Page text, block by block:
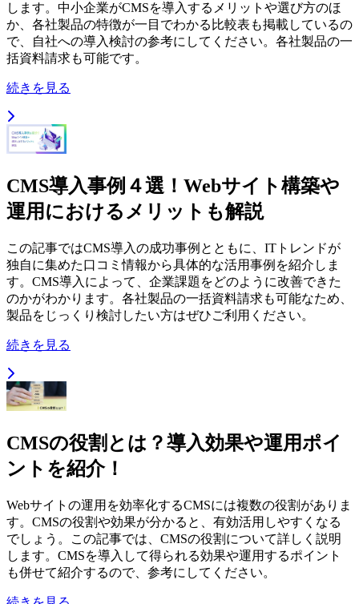
します。中小企業がCMSを導入するメリットや選び方のほ
か、各社製品の特徴が一目でわかる比較表も掲載しているの
で、自社への導入検討の参考にしてください。各社製品の一
括資料請求も可能です。
続きを見る
CMS導入事例４選！Webサイト構築や
運用におけるメリットも解説
この記事ではCMS導入の成功事例とともに、ITトレンドが
独自に集めた口コミ情報から具体的な活用事例を紹介しま
す。CMS導入によって、企業課題をどのように改善できた
のかがわかります。各社製品の一括資料請求も可能なため、
製品をじっくり検討したい方はぜひご利用ください。
続きを見る
CMSの役割とは？導入効果や運用ポイ
ントを紹介！
Webサイトの運用を効率化するCMSには複数の役割がありま
す。CMSの役割や効果が分かると、有効活用しやすくなる
でしょう。この記事では、CMSの役割について詳しく説明
します。CMSを導入して得られる効果や運用するポイント
も併せて紹介するので、参考にしてください。